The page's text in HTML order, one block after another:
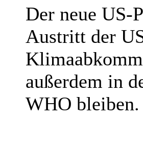
Der neue US-
Austritt der
außerdem in
WHO bleiben.